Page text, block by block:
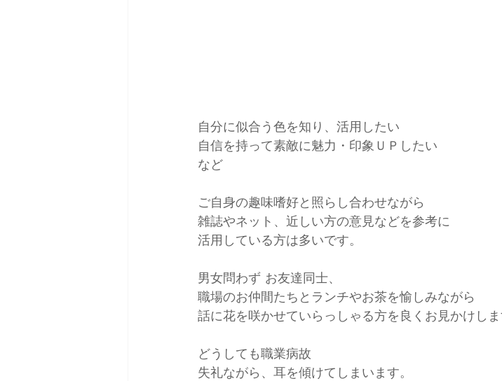
自分に似合う色を知り、活用したい
自信を持って素敵に魅力・印象ＵＰしたい
など
ご自身の趣味嗜好と照らし合わせながら
雑誌やネット、近しい方の意見などを参考に
活用している方は多いです。
男女問わず お友達同士、
職場のお仲間たちとランチやお茶を愉しみながら
話に花を咲かせていらっしゃる方を良くお見かけしま
どうしても職業病故
失礼ながら、耳を傾けてしまいます。